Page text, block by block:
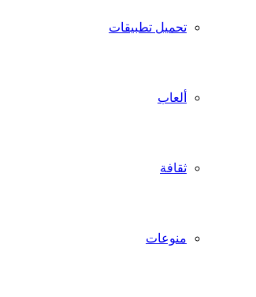
تحميل تطبيقات
ألعاب
ثقافة
منوعات